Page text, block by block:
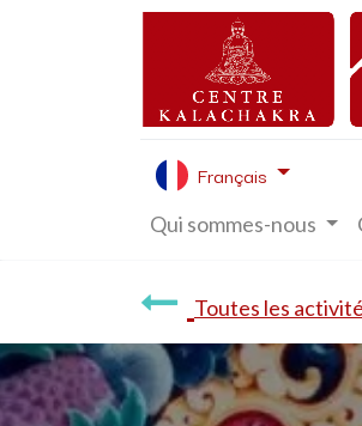
Français
Qui sommes-nous
Toutes les